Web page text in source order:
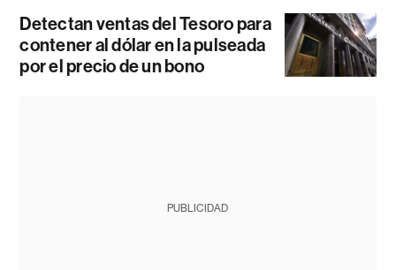
Detectan ventas del Tesoro para
contener al dólar en la pulseada
por el precio de un bono
PUBLICIDAD